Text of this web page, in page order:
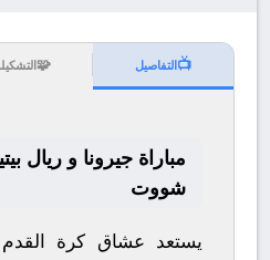
📺التفاصيل 🧩
مباراة جيرونا و ريال
شووت
يستعد عشاق كرة